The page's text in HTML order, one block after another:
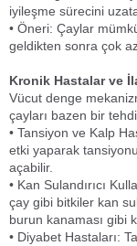
iyileşme sürecini
• Öneri: Çaylar
geldikten sonra çok
Kronik Hastalar ve
Vücut denge
çayları bazen bir
• Tansiyon ve Kalp
etki yaparak
açabilir.
• Kan Sulandırıcı
çay gibi bitkiler kan
burun kanaması gibi
• Diyabet Hastaları: